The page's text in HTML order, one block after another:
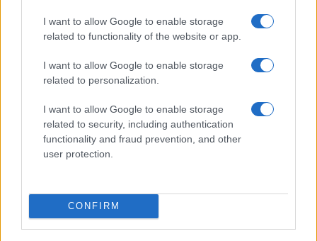
I want to allow Google to enable storage
related to functionality of the website or app.
I want to allow Google to enable storage
related to personalization.
I want to allow Google to enable storage
related to security, including authentication
functionality and fraud prevention, and other
user protection.
CONFIRM
188.000 Ft (új)
Nyugati GSM
235.000 Ft (használt)